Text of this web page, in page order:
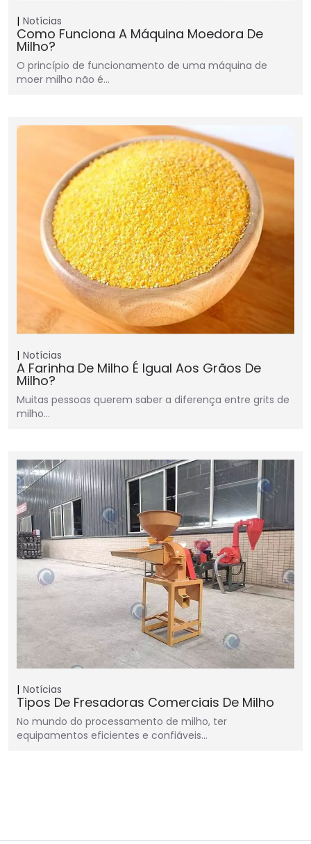
Notícias
Como Funciona A Máquina Moedora De
Milho?
O princípio de funcionamento de uma máquina de
moer milho não é…
Notícias
A Farinha De Milho É Igual Aos Grãos De
Milho?
Muitas pessoas querem saber a diferença entre grits de
milho…
Notícias
Tipos De Fresadoras Comerciais De Milho
No mundo do processamento de milho, ter
equipamentos eficientes e confiáveis…